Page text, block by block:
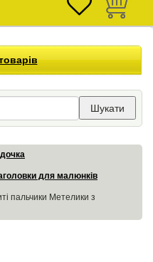
Шукати
для малюнків
пальчики Метелики з